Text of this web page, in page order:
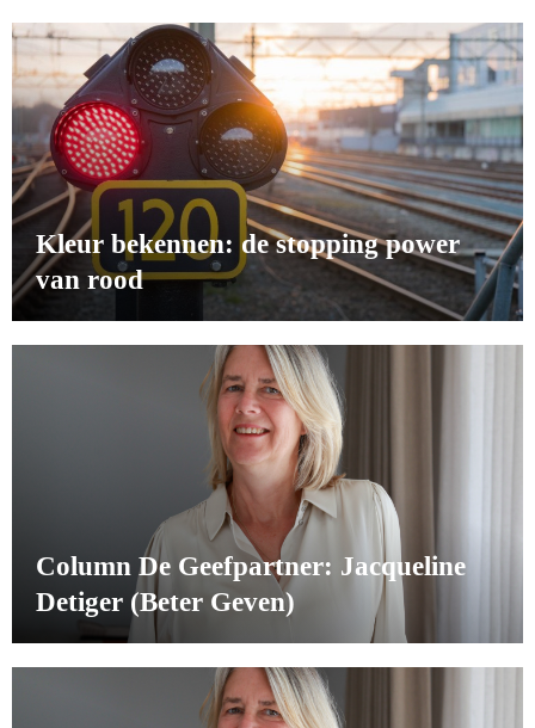
Kleur bekennen: de stopping power
van rood
Column De Geefpartner: Jacqueline
Detiger (Beter Geven)